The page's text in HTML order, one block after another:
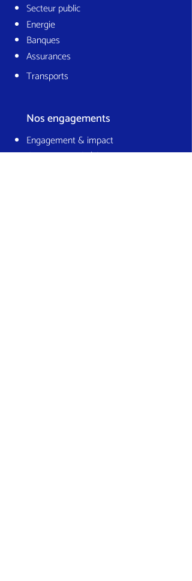
Secteur public
Energie
Banques
Assurances
Transports
Nos engagements
Engagement & impact
Gouvernance & éthique